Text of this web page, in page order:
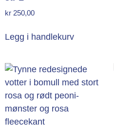
kr 250,00
Legg i handlekurv